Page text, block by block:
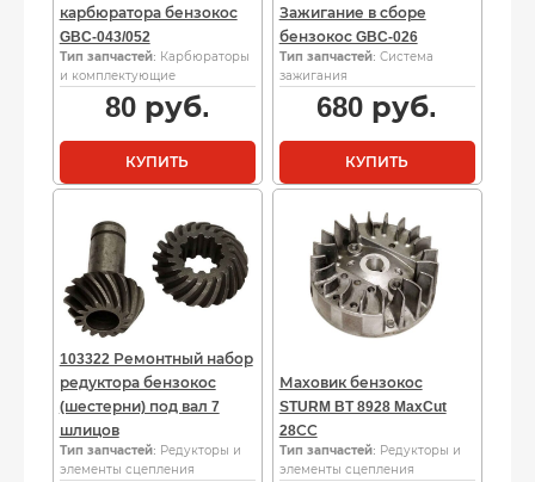
карбюратора бензокос
GBC-043/052
Тип запчастей: Карбюраторы
и комплектующие
80руб.
КУПИТЬ
Зажигание в сборе
бензокос GBC-026
Тип запчастей: Система
зажигания
680 руб.
КУПИТЬ
103322 Ремонтный набор
редуктора бензокос
(шестерни) под вал 7
шлицов
Тип запчастей: Редукторы и
элементы сцепления
Маховик бензокос
STURM BT 8928 MaxCut
28СС
Тип запчастей: Редукторы и
элементы сцепления